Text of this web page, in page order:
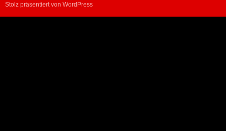
Stolz präsentiert von WordPress